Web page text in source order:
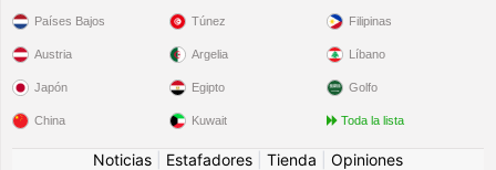
Países Bajos
Austria
Japón
China
Túnez
Argelia
Egipto
Kuwait
Filipinas
Líbano
Golfo
Toda la lista
Noticias Estafadores Tienda
Opiniones